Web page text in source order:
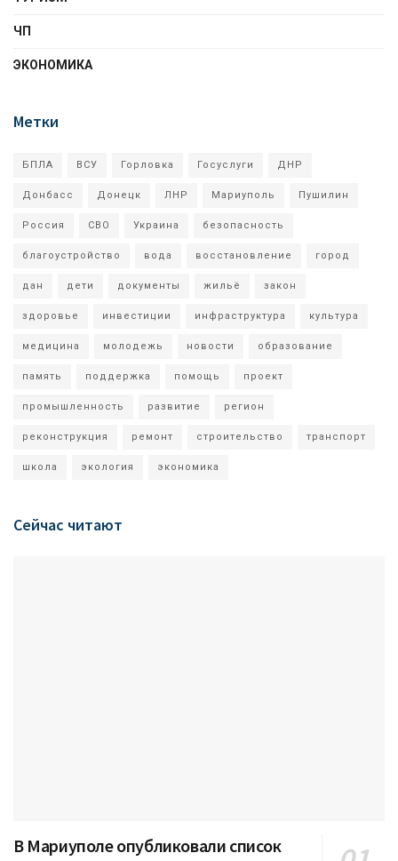
ЧП
ЭКОНОМИКА
Метки
БПЛА ВСУ Горловка Госуслуги ДНР
Донбасс Донецк ЛНР Мариуполь Пушилин
Россия СВО Украина безопасность
благоустройство вода восстановление город
дан дети документы жильё закон
здоровье инвестиции инфраструктура культура
медицина молодежь новости образование
память поддержка помощь проект
промышленность развитие регион
реконструкция ремонт строительство транспорт
школа экология экономика
Сейчас читают
В Мариуполе опубликовали список